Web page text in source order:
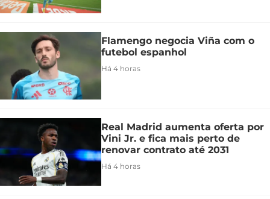
Flamengo negocia Viña com o
futebol espanhol
Há 4 horas
Real Madrid aumenta oferta por
Vini Jr. e fica mais perto de
renovar contrato até 2031
Há 4 horas